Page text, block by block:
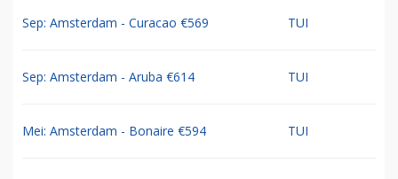
Sep: Amsterdam - Curacao €569 TUI
Sep: Amsterdam - Aruba €614 TUI
Mei: Amsterdam - Bonaire €594 TUI